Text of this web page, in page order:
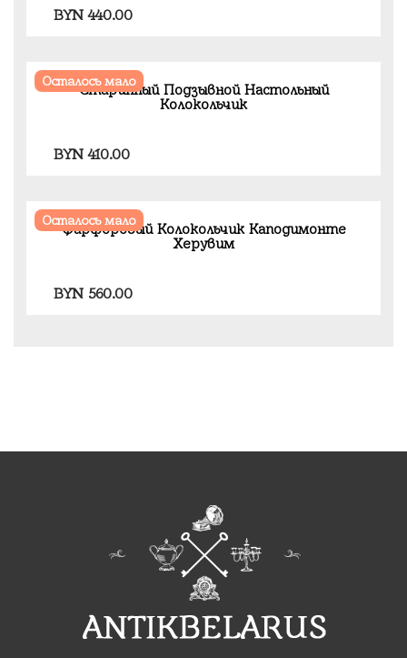
BYN440.00
Осталось мало
Старинный Подзывной Настольный
Колокольчик
BYN410.00
Осталось мало
Фарфоровый Колокольчик Каподимонте
Херувим
BYN560.00